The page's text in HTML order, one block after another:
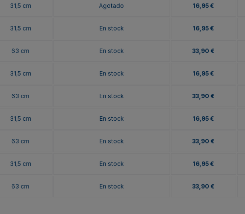
31,5 cm Agotado 16,95 €
31,5 cm En stock 16,95 €
63 cm En stock 33,90 €
31,5 cm En stock 16,95 €
63 cm En stock 33,90 €
31,5 cm En stock 16,95 €
63 cm En stock 33,90 €
31,5 cm En stock 16,95 €
63 cm En stock 33,90 €